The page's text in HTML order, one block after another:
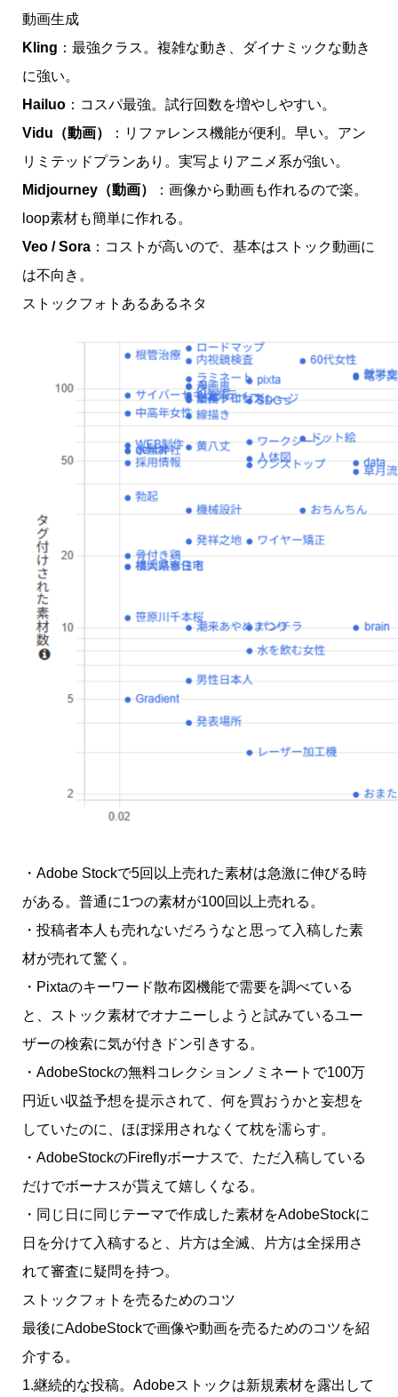
動画生成
Kling ：最強クラス。複雑な動き、ダイナミックな動き
に強い。
Hailuo：コスパ最強。試行回数を増やしやすい。
Vidu（動画）
：リファレンス機能が便利。早い。アン
リミテッドプランあり。実写よりアニメ系が強い。
Midjourney（動画）
：画像から動画も作れるので楽。
loop素材も簡単に作れる。
Veo / Sora：コストが高いので、基本はストック動画に
は不向き。
ストックフォトあるあるネタ
・Adobe Stockで5回以上売れた素材は急激に伸びる時
がある。普通に1つの素材が100回以上売れる。
・投稿者本人も売れないだろうなと思って入稿した素
材が売れて驚く。
・Pixtaのキーワード散布図機能で需要を調べている
と、ストック素材でオナニーしようと試みているユー
ザーの検索に気が付きドン引きする。
・AdobeStockの無料コレクションノミネートで100万
円近い収益予想を提示されて、何を買おうかと妄想を
していたのに、ほぼ採用されなくて枕を濡らす。
・AdobeStockのFireflyボーナスで、ただ入稿している
だけでボーナスが貰えて嬉しくなる。
・同じ日に同じテーマで作成した素材をAdobeStockに
日を分けて入稿すると、片方は全滅、片方は全採用さ
れて審査に疑問を持つ。
ストックフォトを売るためのコツ
最後にAdobeStockで画像や動画を売るためのコツを紹
介する。
1.継続的な投稿。Adobeストックは新規素材を露出して